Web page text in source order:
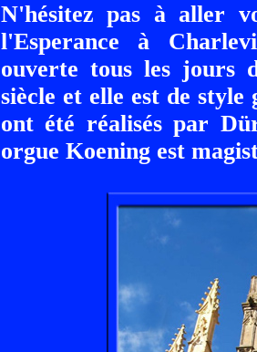
N'hésitez pas à aller
l'Esperance à
ouverte tous les jours
siècle et elle est de
ont été réalisés par
orgue Koening est